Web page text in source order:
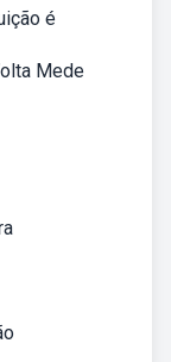
é
Mede